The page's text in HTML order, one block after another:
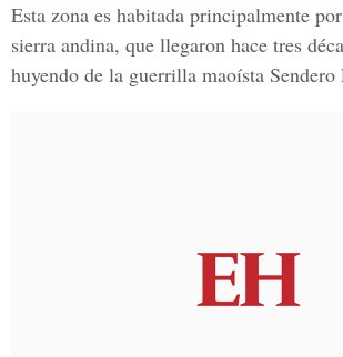
Esta zona es habitada principalmente
sierra andina, que llegaron hace tres
huyendo de la guerrilla maoísta Sendero